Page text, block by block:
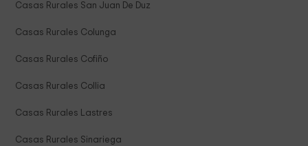
Casas Rurales San Juan De Duz
Casas Rurales Colunga
Casas Rurales Cofiño
Casas Rurales Collia
Casas Rurales Lastres
Casas Rurales Sinariega